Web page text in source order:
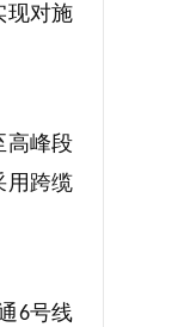
现对施
高峰段
用跨缆
6号线